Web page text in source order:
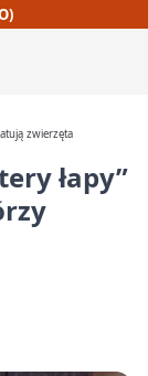
zwierzęta
łapy”